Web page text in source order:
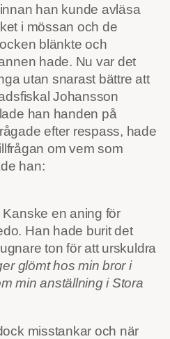
han kunde avläsa
i mössan och de
blänkte och
hade. Nu var det
utan snarast bättre att
Johansson
han handen på
efter respass, hade
om vem som
han:
Kanske en aning för
Han hade burit det
ton för att urskuldra
glömt hos min bror i
min anställning i Stora
misstankar och när